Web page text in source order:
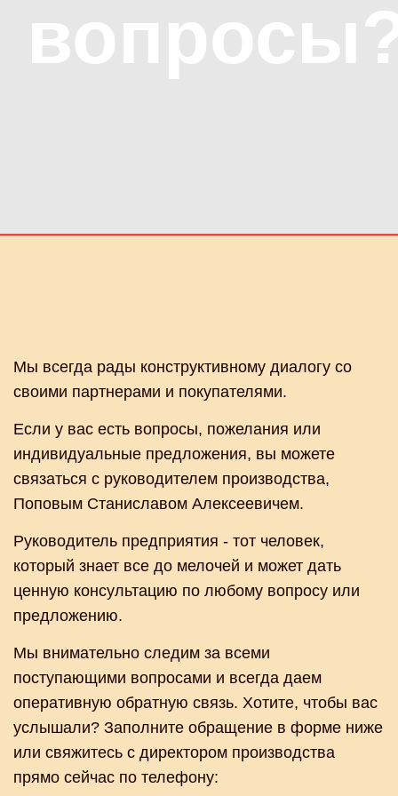
Мы всегда рады конструктивному диалогу со
своими партнерами и покупателями.
Если у вас есть вопросы, пожелания или
индивидуальные предложения, вы можете
связаться с руководителем производства,
Поповым Станиславом Алексеевичем.
Руководитель предприятия - тот человек,
который знает все до мелочей и может дать
ценную консультацию по любому вопросу или
предложению.
Мы внимательно следим за всеми
поступающими вопросами и всегда даем
оперативную обратную связь. Хотите, чтобы вас
услышали? Заполните обращение в форме ниже
или свяжитесь с директором производства
прямо сейчас по телефону: